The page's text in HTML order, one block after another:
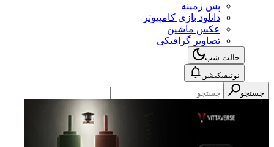
پس زمینه
دانلود بازی کامپیوتر
عکس ماشین
تصاویر گرافیکی
حالت شب
نوتیفیکیشن
جستجو